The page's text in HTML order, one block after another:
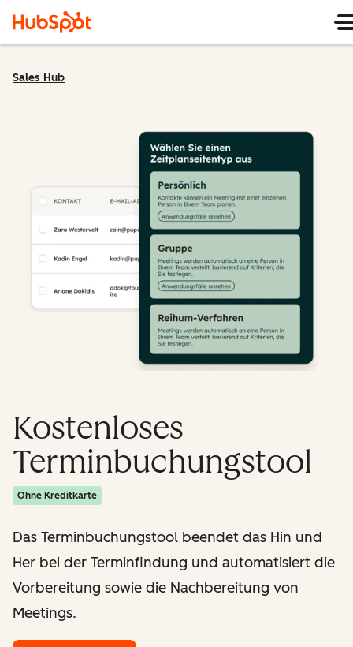
Sales Hub
Kostenloses
Terminbuchungstool
Ohne Kreditkarte
Das Terminbuchungstool beendet das Hin und
Her bei der Terminfindung und automatisiert die
Vorbereitung sowie die Nachbereitung von
Meetings.